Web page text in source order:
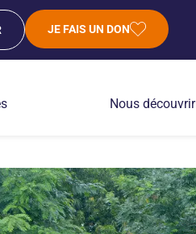
JE FAIS UN DON
Nous découvrir